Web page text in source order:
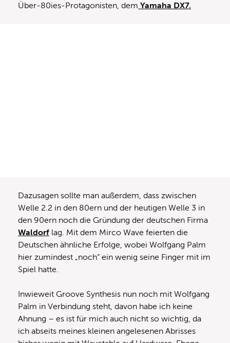
Über-80ies-Protagonisten, dem Yamaha DX7.
Dazusagen sollte man außerdem, dass zwischen
Welle 2.2 in den 80ern und der heutigen Welle 3 in
den 90ern noch die Gründung der deutschen Firma
Waldorf lag. Mit dem Mirco Wave feierten die
Deutschen ähnliche Erfolge, wobei Wolfgang Palm
hier zumindest „noch“ ein wenig seine Finger mit im
Spiel hatte.
Inwieweit Groove Synthesis nun noch mit Wolfgang
Palm in Verbindung steht, davon habe ich keine
Ahnung – es ist für mich auch nicht so wichtig, da
ich abseits meines kleinen angelesenen Abrisses